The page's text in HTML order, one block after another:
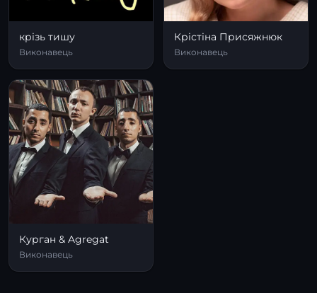
крізь тишу
Виконавець
Крістіна Присяжнюк
Виконавець
Курган & Agregat
Виконавець